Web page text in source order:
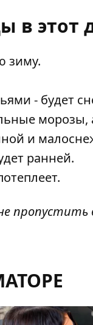
в этот
зиму.
- будет
морозы,
и
ранней.
пропустить